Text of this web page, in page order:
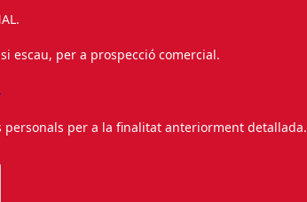
escau, per a prospecció comercial.
personals per a la finalitat anteriorment detallada.